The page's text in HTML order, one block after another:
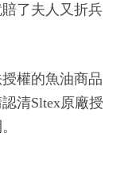
了夫人又折兵
權的魚油商品
清Sltex原廠授